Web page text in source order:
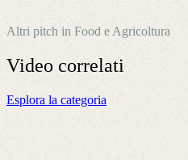
Altri pitch in Food e Agricoltura
Video correlati
Esplora la categoria